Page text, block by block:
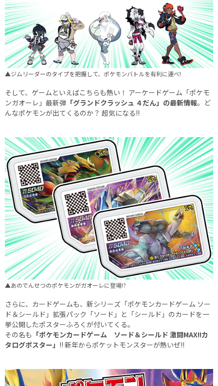
▲ジムリーダーのタイプを把握して、ポケモンバトルを有利に運べ!
そして、ゲームといえばこちらも熱い！ アーケードゲーム「ポケモ
ンガオーレ」最新弾 「グランドクラッシュ ４だん」の最新情報。ど
んなポケモンが出てくるのか？ 超気になる!!
▲あのでんせつのポケモンがガオーレに登場!?
さらに、カードゲームも、新シリーズ「ポケモンカードゲーム ソー
ド＆シールド」拡張パック「ソード」と「シールド」のカードを一
挙公開したポスターふろくが付いてくる。
その名も 「ポケモンカードゲーム ソード＆シールド 激闘MAX!!カ
タログポスター」 !! 新年からポケットモンスターが熱いぜ!!